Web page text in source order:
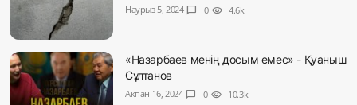
Наурыз 5, 2024 chat_bubble 0 visibility 4.6k
«Назарбаев менің досым емес» - Қуаныш
Сұлтанов
Ақпан 16, 2024 chat_bubble 0 visibility 10.3k